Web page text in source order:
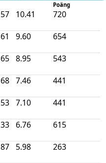
Poäng
57 10.41 720
61 9.60 654
65 8.95 543
68 7.46 441
53 7.10 441
33 6.76 615
87 5.98 263